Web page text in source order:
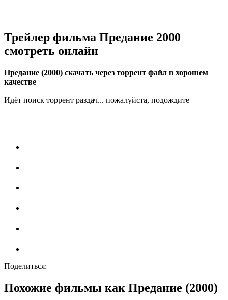
Трейлер фильма Предание 2000
смотреть онлайн
Предание (2000) скачать через торрент файл в хорошем
качестве
Идёт поиск торрент раздач... пожалуйста, подождите
Поделиться:
Похожие фильмы как Предание (2000)